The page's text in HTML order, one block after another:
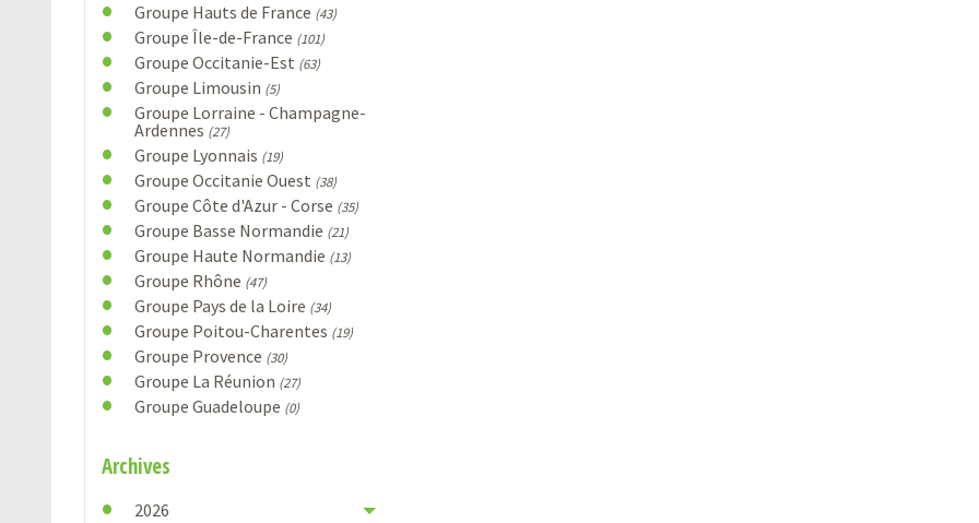
Groupe Hauts de France (43)
Groupe Île-de-France (101)
Groupe Occitanie-Est (63)
Groupe Limousin (5)
Groupe Lorraine - Champagne-
Ardennes (27)
Groupe Lyonnais (19)
Groupe Occitanie Ouest (38)
Groupe Côte d'Azur - Corse (35)
Groupe Basse Normandie (21)
Groupe Haute Normandie (13)
Groupe Rhône (47)
Groupe Pays de la Loire (34)
Groupe Poitou-Charentes (19)
Groupe Provence (30)
Groupe La Réunion (27)
Groupe Guadeloupe (0)
Archives
2026